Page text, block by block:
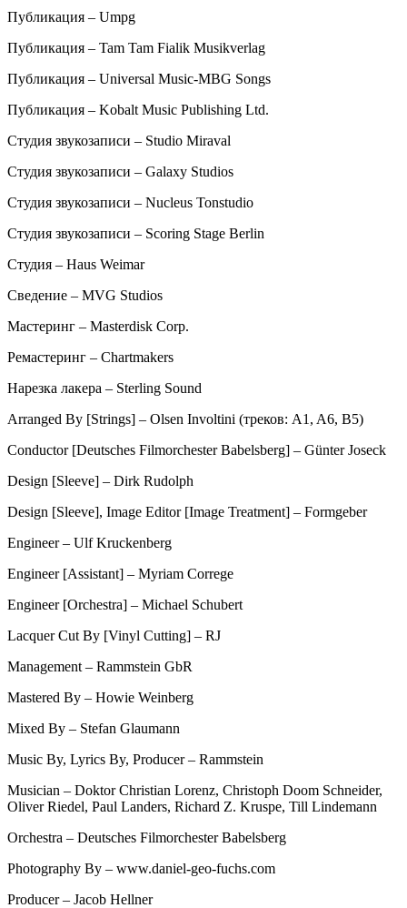
Публикация – Umpg
Публикация – Tam Tam Fialik Musikverlag
Публикация – Universal Music-MBG Songs
Публикация – Kobalt Music Publishing Ltd.
Студия звукозаписи – Studio Miraval
Студия звукозаписи – Galaxy Studios
Студия звукозаписи – Nucleus Tonstudio
Студия звукозаписи – Scoring Stage Berlin
Студия – Haus Weimar
Сведение – MVG Studios
Мастеринг – Masterdisk Corp.
Ремастеринг – Chartmakers
Нарезка лакера – Sterling Sound
Arranged By [Strings] – Olsen Involtini (треков: A1, A6, B5)
Conductor [Deutsches Filmorchester Babelsberg] – Günter Joseck
Design [Sleeve] – Dirk Rudolph
Design [Sleeve], Image Editor [Image Treatment] – Formgeber
Engineer – Ulf Kruckenberg
Engineer [Assistant] – Myriam Correge
Engineer [Orchestra] – Michael Schubert
Lacquer Cut By [Vinyl Cutting] – RJ
Management – Rammstein GbR
Mastered By – Howie Weinberg
Mixed By – Stefan Glaumann
Music By, Lyrics By, Producer – Rammstein
Musician – Doktor Christian Lorenz, Christoph Doom Schneider,
Oliver Riedel, Paul Landers, Richard Z. Kruspe, Till Lindemann
Orchestra – Deutsches Filmorchester Babelsberg
Photography By – www.daniel-geo-fuchs.com
Producer – Jacob Hellner